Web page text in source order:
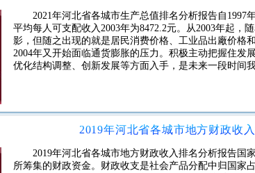
2021年河北省各城市生产总值排名分析报告自1997
平均每人可支配收入2003年为8472.2元。从2003年起，
影，但随之出现的就是居民消费价格、工业品出廠价格
2004年又开始面临通货膨胀的压力。积极主动把握住发
优化结构调整、创新发展等方面入手，是未来一段时间
2019年河北省各城市地方财政收
2019年河北省各城市地方财政收入排名分析报告国
所筹集的财政资金。财政收支是社会产品分配中归国家